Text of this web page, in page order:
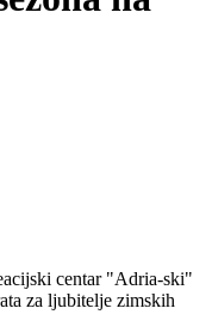
centar "Adria-ski"
za ljubitelje zimskih